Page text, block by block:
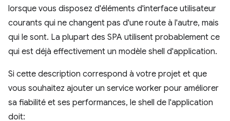
lorsque vous disposez d'éléments d'interface utilisateur
courants qui ne changent pas d'une route à l'autre, mais
qui le sont. La plupart des SPA utilisent probablement ce
qui est déjà effectivement un modèle shell d'application.
Si cette description correspond à votre projet et que
vous souhaitez ajouter un service worker pour améliorer
sa fiabilité et ses performances, le shell de l'application
doit: